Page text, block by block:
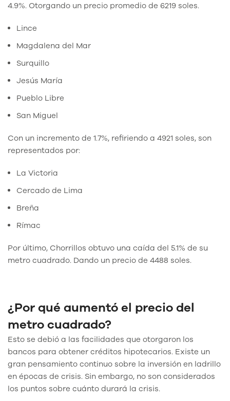
4.9%. Otorgando un precio promedio de 6219 soles.
Lince
Magdalena del Mar
Surquillo
Jesús María
Pueblo Libre
San Miguel
Con un incremento de 1.7%, refiriendo a 4921 soles, son
representados por:
La Victoria
Cercado de Lima
Breña
Rímac
Por último, Chorrillos obtuvo una caída del 5.1% de su
metro cuadrado. Dando un precio de 4488 soles.
¿Por qué aumentó el precio del
metro cuadrado?
Esto se debió a las facilidades que otorgaron los
bancos para obtener créditos hipotecarios. Existe un
gran pensamiento continuo sobre la inversión en ladrillo
en épocas de crisis. Sin embargo, no son considerados
los puntos sobre cuánto durará la crisis.